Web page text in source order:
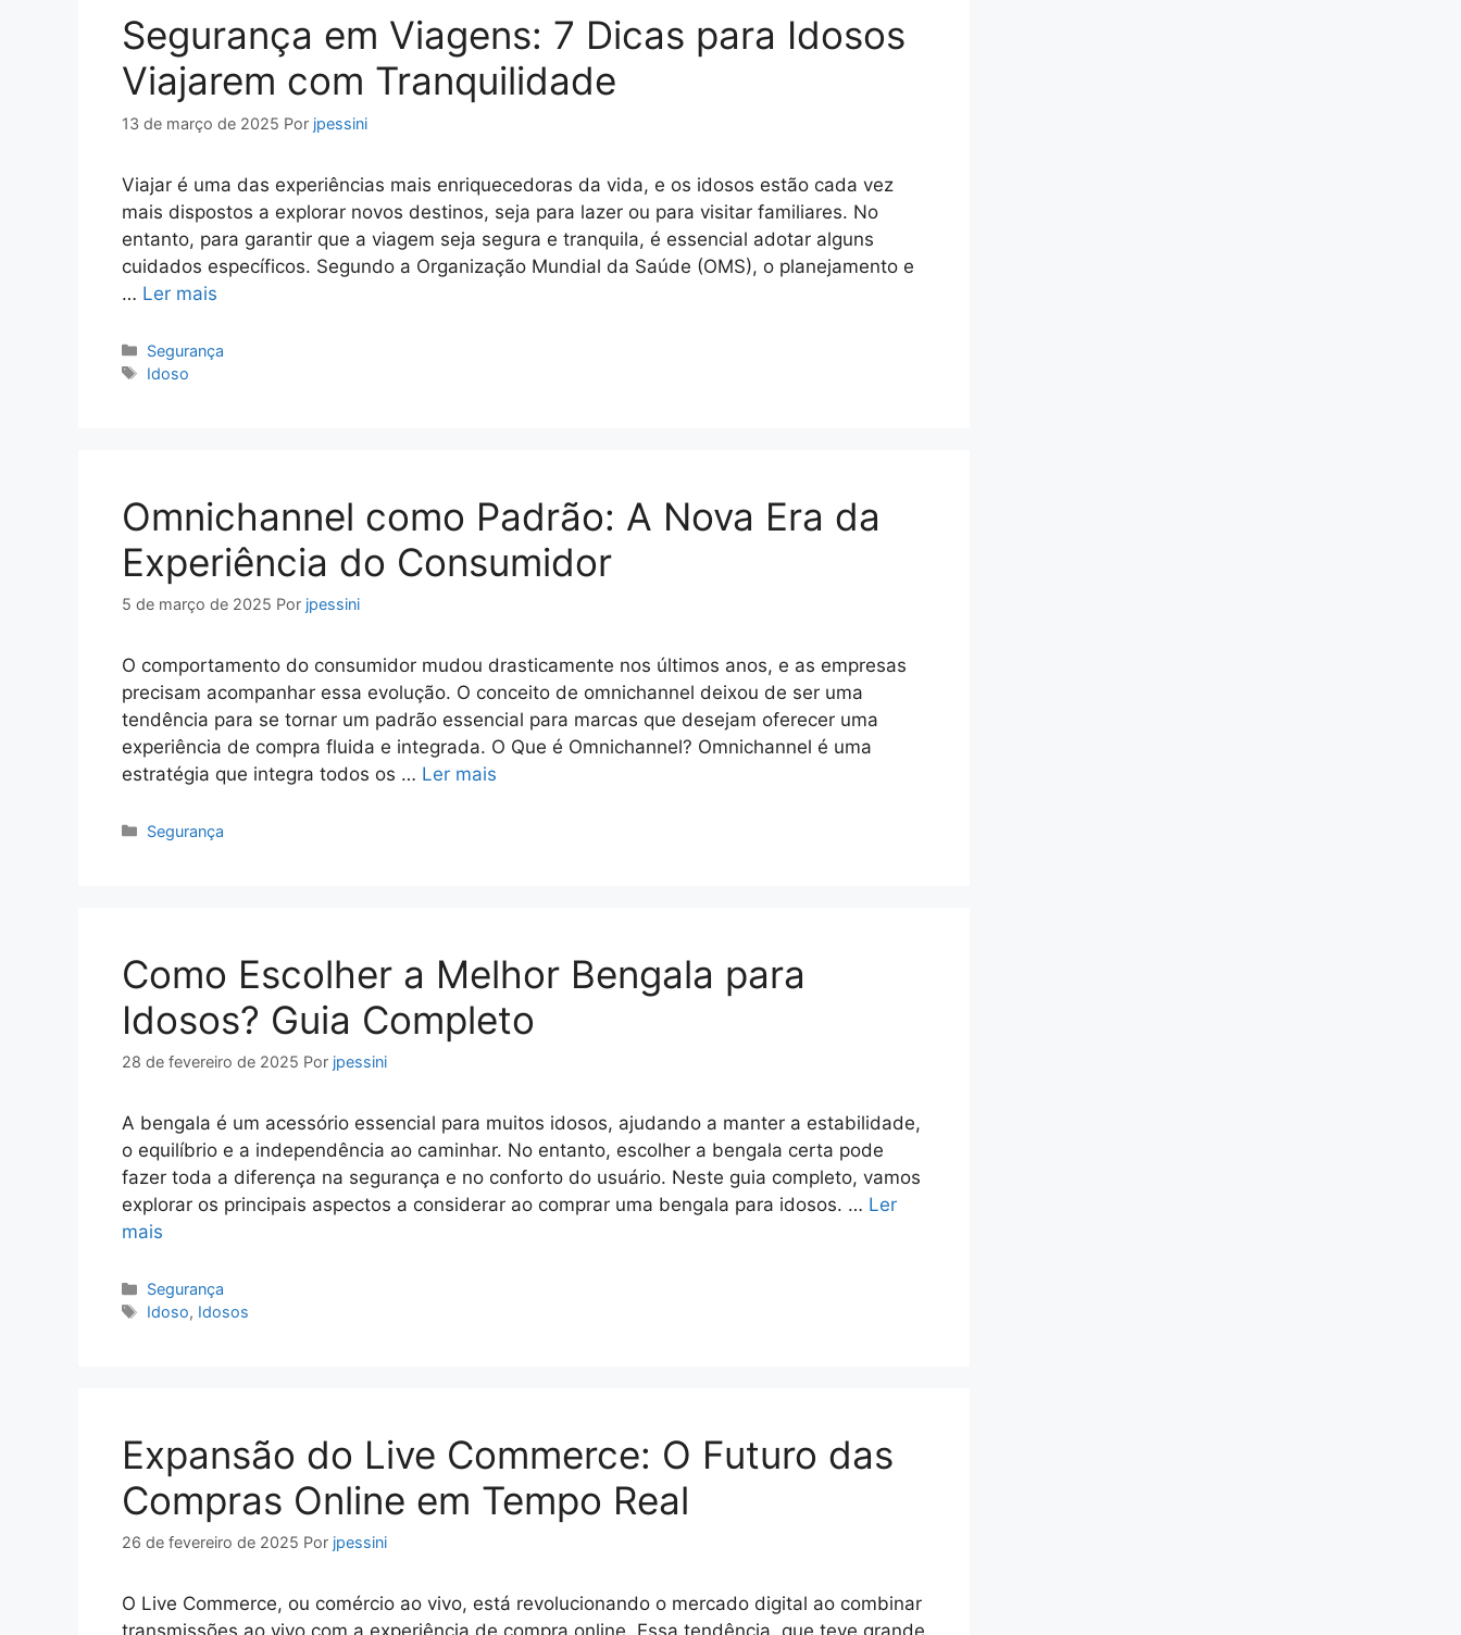
Segurança em Viagens: 7 Dicas para Idosos
Viajarem com Tranquilidade
13 de março de 2025 Por jpessini
Viajar é uma das experiências mais enriquecedoras da vida, e os idosos estão cada vez
mais dispostos a explorar novos destinos, seja para lazer ou para visitar familiares. No
entanto, para garantir que a viagem seja segura e tranquila, é essencial adotar alguns
cuidados específicos. Segundo a Organização Mundial da Saúde (OMS), o planejamento e
… Ler mais
Categorias
Segurança
Tags
Idoso
Omnichannel como Padrão: A Nova Era da
Experiência do Consumidor
5 de março de 2025 Por jpessini
O comportamento do consumidor mudou drasticamente nos últimos anos, e as empresas
precisam acompanhar essa evolução. O conceito de omnichannel deixou de ser uma
tendência para se tornar um padrão essencial para marcas que desejam oferecer uma
experiência de compra fluida e integrada. O Que é Omnichannel? Omnichannel é uma
estratégia que integra todos os … Ler mais
Categorias
Segurança
Como Escolher a Melhor Bengala para
Idosos? Guia Completo
28 de fevereiro de 2025 Por jpessini
A bengala é um acessório essencial para muitos idosos, ajudando a manter a estabilidade,
o equilíbrio e a independência ao caminhar. No entanto, escolher a bengala certa pode
fazer toda a diferença na segurança e no conforto do usuário. Neste guia completo, vamos
explorar os principais aspectos a considerar ao comprar uma bengala para idosos. … Ler
mais
Categorias
Segurança
Tags
Idoso, Idosos
Expansão do Live Commerce: O Futuro das
Compras Online em Tempo Real
26 de fevereiro de 2025 Por jpessini
O Live Commerce, ou comércio ao vivo, está revolucionando o mercado digital ao combinar
transmissões ao vivo com a experiência de compra online. Essa tendência, que teve grande